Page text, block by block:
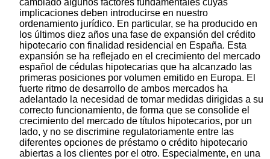
implicaciones deben introducirse en nuestro
ordenamiento jurídico. En particular, se ha producido en
los últimos diez años una fase de expansión del crédito
hipotecario con finalidad residencial en España. Esta
expansión se ha reflejado en el crecimiento del mercado
español de cédulas hipotecarias que ha alcanzado las
primeras posiciones por volumen emitido en Europa. El
fuerte ritmo de desarrollo de ambos mercados ha
adelantado la necesidad de tomar medidas dirigidas a su
correcto funcionamiento, de forma que se consolide el
crecimiento del mercado de títulos hipotecarios, por un
lado, y no se discrimine regulatoriamente entre las
diferentes opciones de préstamo o crédito hipotecario
abiertas a los clientes por el otro. Especialmente, en una